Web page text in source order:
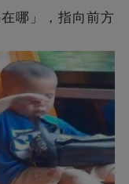
哪」，指向前方